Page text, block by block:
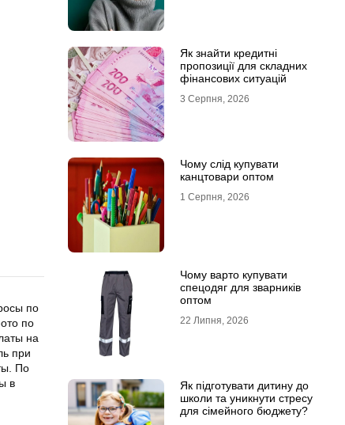
по
по
на
при
По
в
Як знайти кредитні
пропозиції для складних
фінансових ситуацій
3 Серпня, 2026
Чому слід купувати
канцтовари оптом
1 Серпня, 2026
Чому варто купувати
спецодяг для зварників
оптом
22 Липня, 2026
Як підготувати дитину до
школи та уникнути стресу
для сімейного бюджету?